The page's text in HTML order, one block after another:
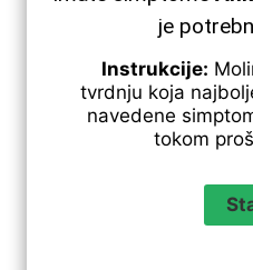
je
Instrukcije:
tvrdnju koja
navedene
tokom